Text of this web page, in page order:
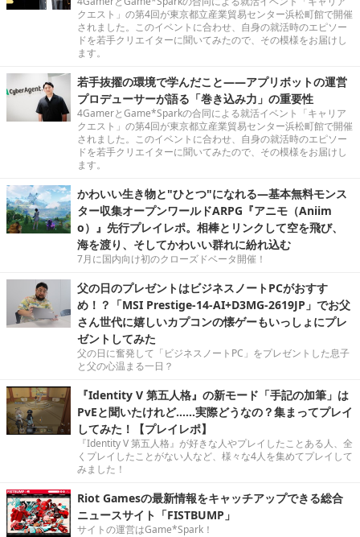
クエスト」の第4回が東京都立産業貿易センター浜松町館で開催
されました。このイベントに合わせ、自身の就活時のエピソー
ドを若手クリエイターに聞いてみたので、その模様をお届けし
ます。
若手抜擢の環境で学んだこと――アプリボットの運営
プロデューサーが語る「巻き込み力」の重要性
4GamerとGame*Sparkの合同による就活イベント「キャリア
クエスト」の第4回が東京都立産業貿易センター浜松町館で開催
されました。このイベントに合わせ、自身の就活時のエピソー
ドを若手クリエイターに聞いてみたので、その模様をお届けし
ます。
かわいい生き物と"ひとつ"になれる―基本無料モンス
ター収集オープンワールドARPG『アニモ（Aniim
o）』先行プレイレポ。相棒とリンクして空を飛び、
海を渡り、そしてかわいい群れに紛れ込む
7月に国内向け初のクローズドベータ開催！
父の日のプレゼントはビジネスノートPCがおすす
め！？「MSI Prestige-14-AI+D3MG-2619JP」でお父
さん世代に嬉しいカプコンの懐ゲーもいっしょにプレ
ゼントしてみた
父の日に奮発して「ビジネスノートPC」をプレゼントした息子
と父の心温まる一日？
『Identity V 第五人格』の新モード「手記の加筆」は
PvEと聞いたけれど……実際どうなの？集まってプレイ
してみた！【プレイレポ】
『Identity V 第五人格』が好きな人やプレイしたことある人、全
くプレイしたことがない人など、様々な4人を集めてプレイして
みました！
Riot Gamesの最新情報をキャッチアップできる総合
ニュースサイト「FISTBUMP」
サイトの運営はGame*Spark！